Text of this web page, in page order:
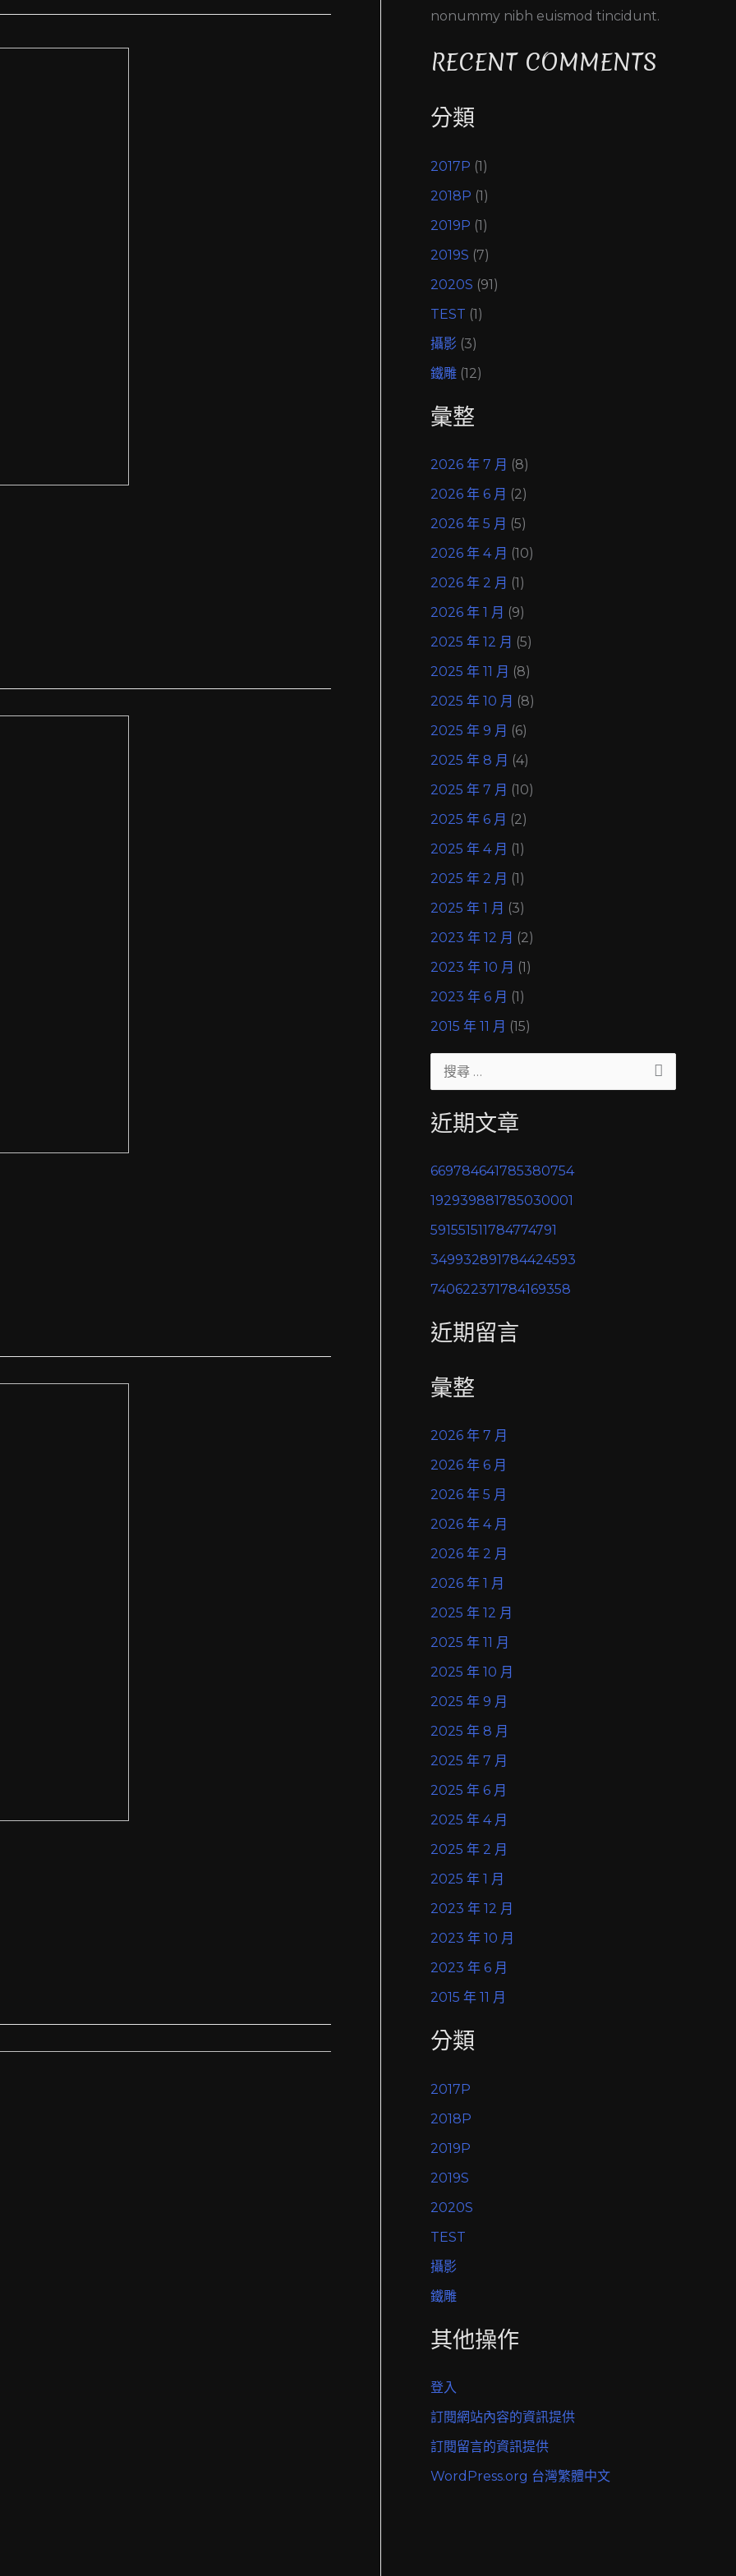
nonummy nibh euismod tincidunt.
RECENT COMMENTS
分類
2017P (1)
2018P (1)
2019P (1)
2019S (7)
2020S (91)
TEST (1)
攝影 (3)
鐵雕 (12)
彙整
2026 年 7 月 (8)
2026 年 6 月 (2)
2026 年 5 月 (5)
2026 年 4 月 (10)
2026 年 2 月 (1)
2026 年 1 月 (9)
2025 年 12 月 (5)
2025 年 11 月 (8)
2025 年 10 月 (8)
2025 年 9 月 (6)
2025 年 8 月 (4)
2025 年 7 月 (10)
2025 年 6 月 (2)
2025 年 4 月 (1)
2025 年 2 月 (1)
2025 年 1 月 (3)
2023 年 12 月 (2)
2023 年 10 月 (1)
2023 年 6 月 (1)
2015 年 11 月 (15)
關
字
近期文章
669784641785380754
192939881785030001
591551511784774791
349932891784424593
740622371784169358
近期留言
彙整
2026 年 7 月
2026 年 6 月
2026 年 5 月
2026 年 4 月
2026 年 2 月
2026 年 1 月
2025 年 12 月
2025 年 11 月
2025 年 10 月
2025 年 9 月
2025 年 8 月
2025 年 7 月
2025 年 6 月
2025 年 4 月
2025 年 2 月
2025 年 1 月
2023 年 12 月
2023 年 10 月
2023 年 6 月
2015 年 11 月
分類
2017P
2018P
2019P
2019S
2020S
TEST
攝影
鐵雕
其他操作
登入
訂閱網站內容的資訊提供
訂閱留言的資訊提供
WordPress.org 台灣繁體中文